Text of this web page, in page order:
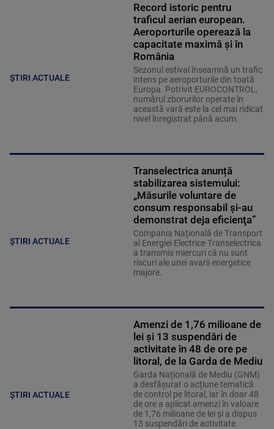
ȘTIRI ACTUALE
Record istoric pentru
traficul aerian european.
Aeroporturile operează la
capacitate maximă și în
România
Sezonul estival înseamnă un trafic
intens pe aeroporturile din toată
Europa. Potrivit EUROCONTROL,
numărul zborurilor operate în
această vară este la cel mai ridicat
nivel înregistrat până acum.
ȘTIRI ACTUALE
Transelectrica anunță
stabilizarea sistemului:
„Măsurile voluntare de
consum responsabil şi-au
demonstrat deja eficienţa”
Compania Națională de Transport
al Energiei Electrice Transelectrica
a transmis miercuri că nu sunt
riscuri ale unei avarii energetice
majore.
ȘTIRI ACTUALE
Amenzi de 1,76 milioane de
lei și 13 suspendări de
activitate în 48 de ore pe
litoral, de la Garda de Mediu
Garda Națională de Mediu (GNM)
a desfășurat o acțiune tematică
de control pe litoral, iar în doar 48
de ore a aplicat amenzi în valoare
de 1,76 milioane de lei și a dispus
13 suspendări de activitate.